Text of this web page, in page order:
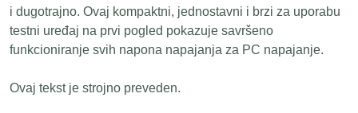
i dugotrajno. Ovaj kompaktni, jednostavni i brzi za uporabu
testni uređaj na prvi pogled pokazuje savršeno
funkcioniranje svih napona napajanja za PC napajanje.
Ovaj tekst je strojno preveden.